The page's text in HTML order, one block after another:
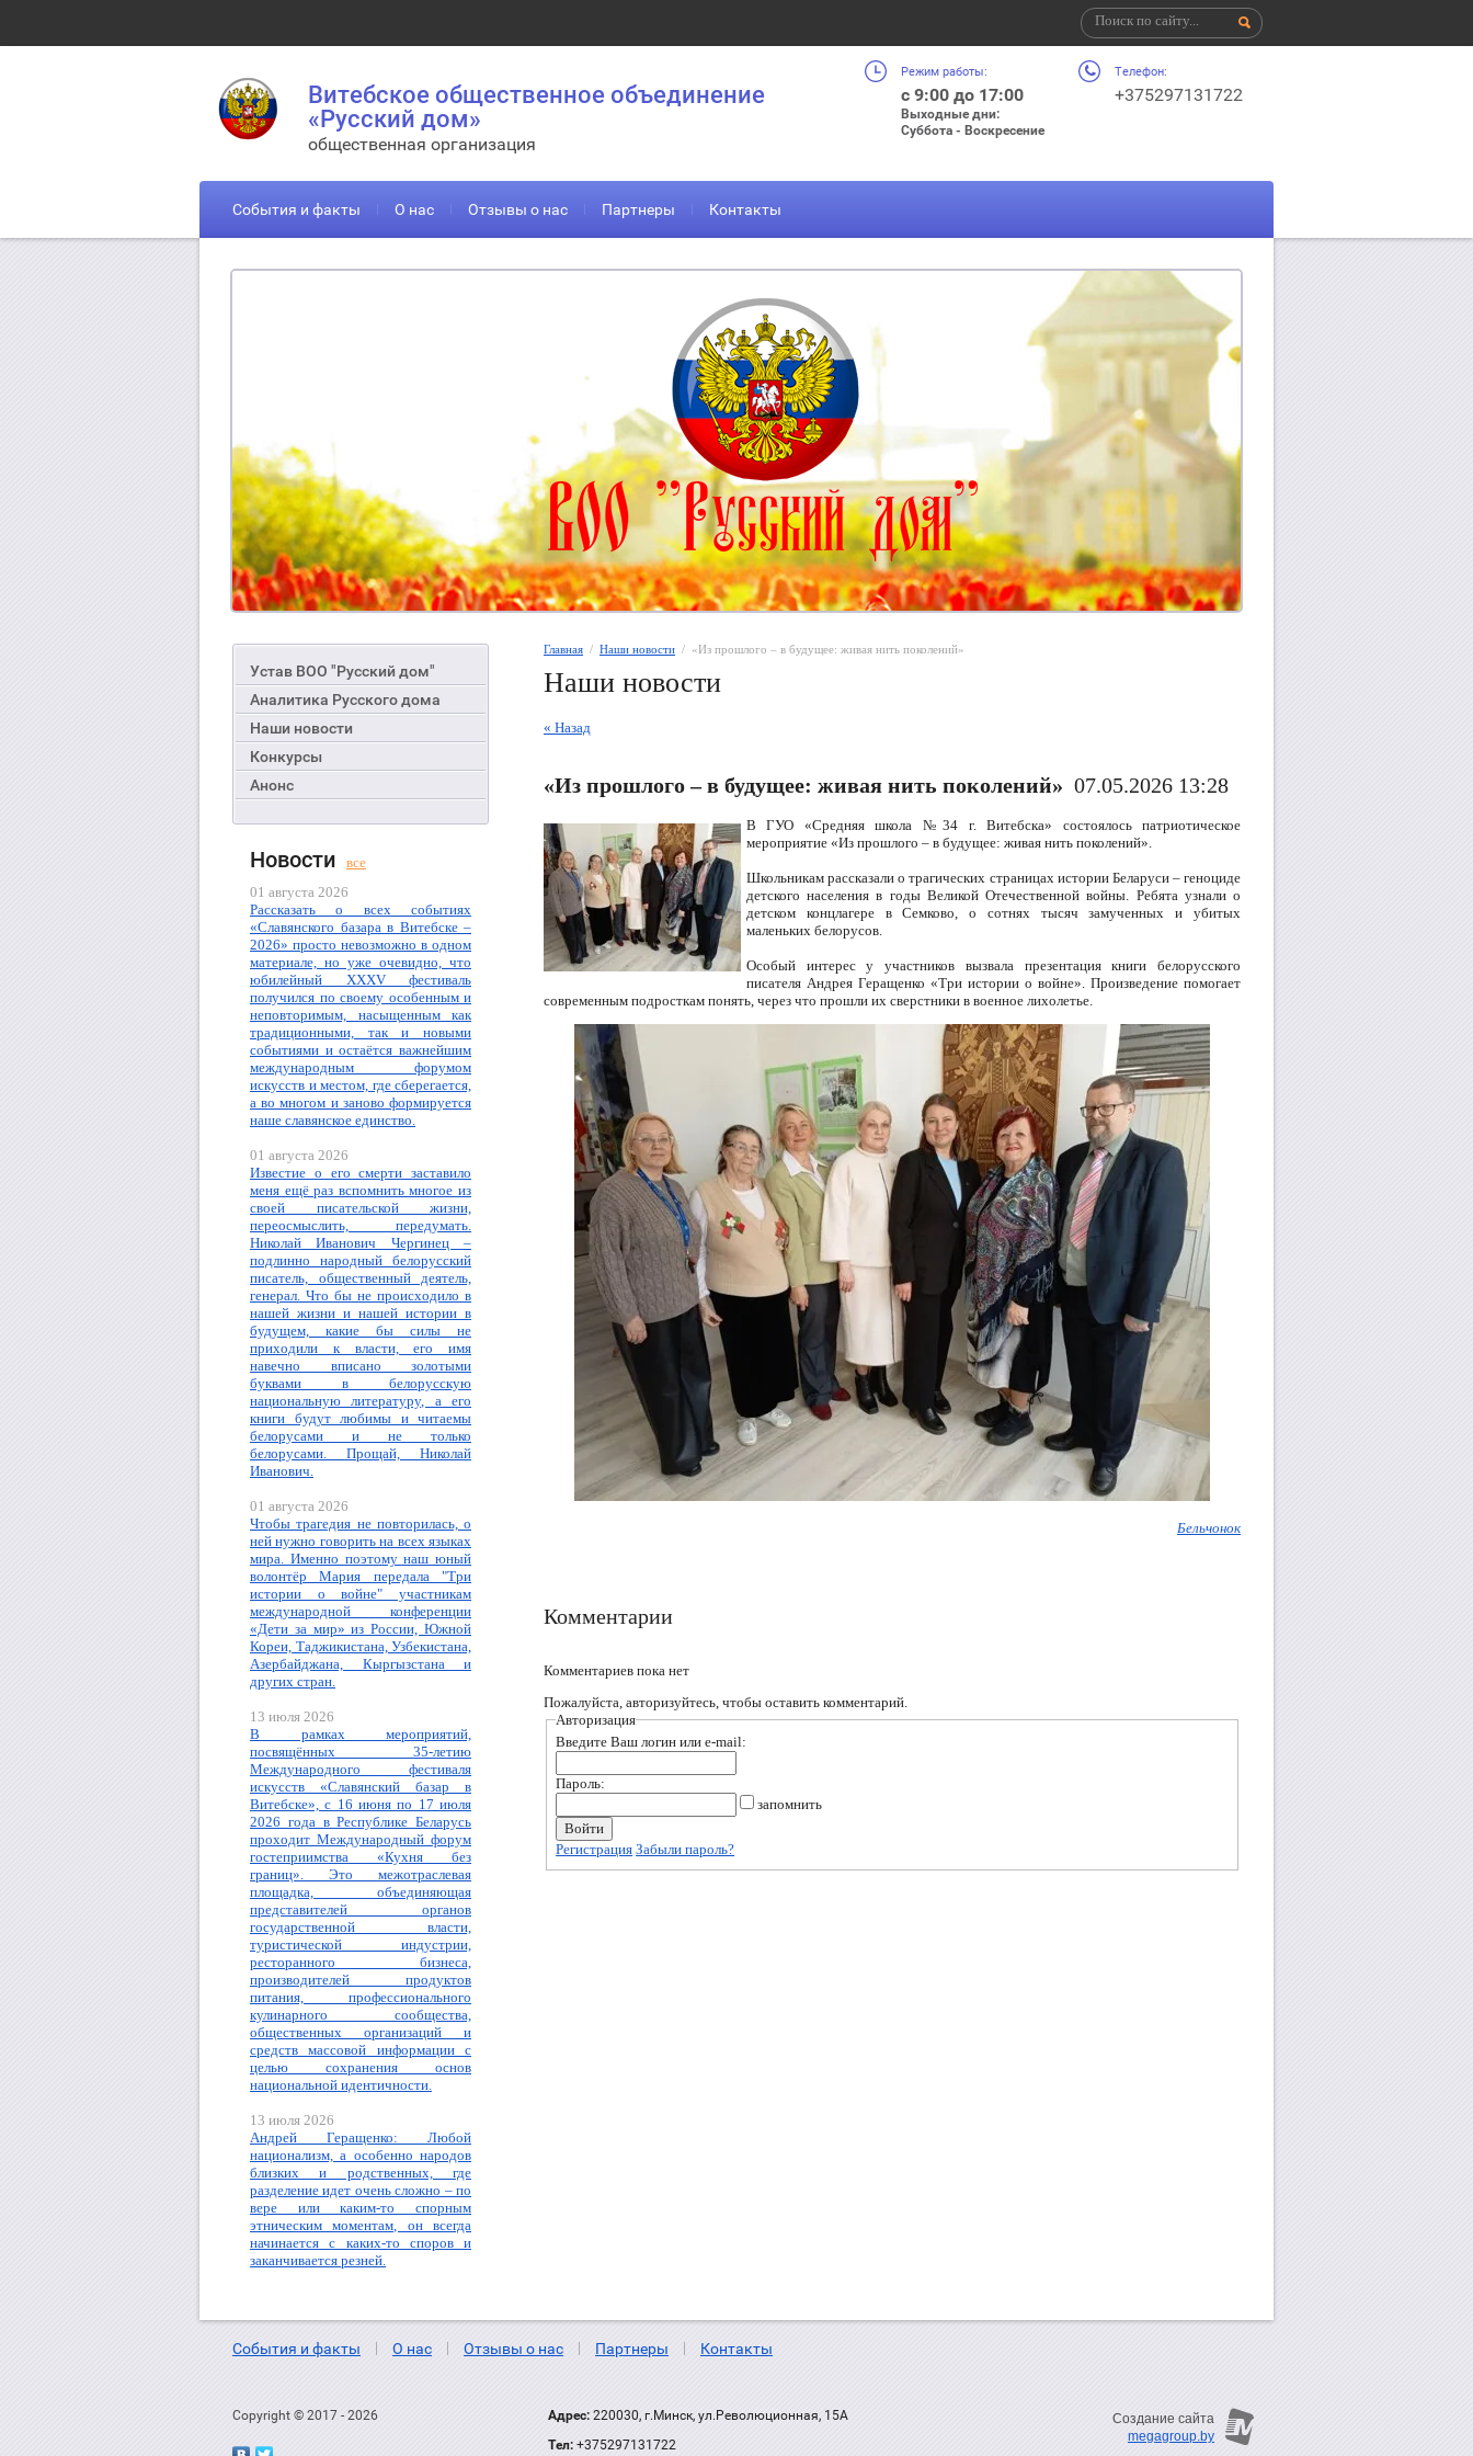
Витебское общественное объединение
«Русский дом»
общественная организация
Телефон:
+375297131722
Режим работы:
с 9:00 до 17:00
Выходные дни:
Суббота - Воскресение
События и факты О нас Отзывы о нас Партнеры Контакты
Устав ВОО "Русский дом"
Аналитика Русского дома
Наши новости
Конкурсы
Анонс
Новости
все
01 августа 2026
Рассказать о всех событиях
«Славянского базара в Витебске –
2026» просто невозможно в одном
материале, но уже очевидно, что
юбилейный XXXV фестиваль
получился по своему особенным и
неповторимым, насыщенным как
традиционными, так и новыми
событиями и остаётся важнейшим
международным форумом
искусств и местом, где сберегается,
а во многом и заново формируется
наше славянское единство.
01 августа 2026
Известие о его смерти заставило
меня ещё раз вспомнить многое из
своей писательской жизни,
переосмыслить, передумать.
Николай Иванович Чергинец –
подлинно народный белорусский
писатель, общественный деятель,
генерал. Что бы не происходило в
нашей жизни и нашей истории в
будущем, какие бы силы не
приходили к власти, его имя
навечно вписано золотыми
буквами в белорусскую
национальную литературу, а его
книги будут любимы и читаемы
белорусами и не только
белорусами. Прощай, Николай
Иванович.
01 августа 2026
Чтобы трагедия не повторилась, о
ней нужно говорить на всех языках
мира. Именно поэтому наш юный
волонтёр Мария передала "Три
истории о войне" участникам
международной конференции
«Дети за мир» из России, Южной
Кореи, Таджикистана, Узбекистана,
Азербайджана, Кыргызстана и
других стран.
13 июля 2026
В рамках мероприятий,
посвящённых 35-летию
Международного фестиваля
искусств «Славянский базар в
Витебске», с 16 июня по 17 июля
2026 года в Республике Беларусь
проходит Международный форум
гостеприимства «Кухня без
границ». Это межотраслевая
площадка, объединяющая
представителей органов
государственной власти,
туристической индустрии,
ресторанного бизнеса,
производителей продуктов
питания, профессионального
кулинарного сообщества,
общественных организаций и
средств массовой информации с
целью сохранения основ
национальной идентичности.
13 июля 2026
Андрей Геращенко: Любой
национализм, а особенно народов
близких и родственных, где
разделение идет очень сложно – по
вере или каким-то спорным
этническим моментам, он всегда
начинается с каких-то споров и
заканчивается резней.
Главная
  /
Наши новости
  /  «Из прошлого – в будущее: живая нить поколений»
Наши новости
« Назад
«Из прошлого – в будущее: живая нить поколений» 07.05.2026 13:28
В ГУО «Средняя школа №34 г. Витебска» состоялось патриотическое
мероприятие «Из прошлого – в будущее: живая нить поколений».
Школьникам рассказали о трагических страницах истории Беларуси – геноциде
детского населения в годы Великой Отечественной войны. Ребята узнали о
детском концлагере в Семково, о сотнях тысяч замученных и убитых
маленьких белорусов.
Особый интерес у участников вызвала презентация книги белорусского
писателя Андрея Геращенко «Три истории о войне». Произведение помогает
современным подросткам понять, через что прошли их сверстники в военное лихолетье.
Бельчонок
Комментарии
Комментариев пока нет
Пожалуйста, авторизуйтесь, чтобы оставить комментарий.
Авторизация
Введите Ваш логин или e-mail:
Пароль:
запомнить
Регистрация Забыли пароль?
События и факты О нас Отзывы о нас Партнеры Контакты
Copyright © 2017 - 2026
Создание сайта
megagroup.by
Адрес: 220030, г.Минск, ул.Революционная, 15А
Тел: +375297131722